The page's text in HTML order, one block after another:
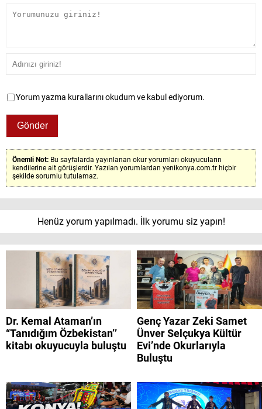
Yorum yazma kurallarını okudum ve kabul ediyorum.
Önemli Not: Bu sayfalarda yayınlanan okur yorumları okuyucuların
kendilerine ait görüşlerdir. Yazılan yorumlardan yenikonya.com.tr hiçbir
şekilde sorumlu tutulamaz.
Henüz yorum yapılmadı. İlk yorumu siz yapın!
Dr. Kemal Ataman’ın
“Tanıdığım Özbekistan’’
kitabı okuyucuyla buluştu
Genç Yazar Zeki Samet
Ünver Selçukya Kültür
Evi’nde Okurlarıyla
Buluştu